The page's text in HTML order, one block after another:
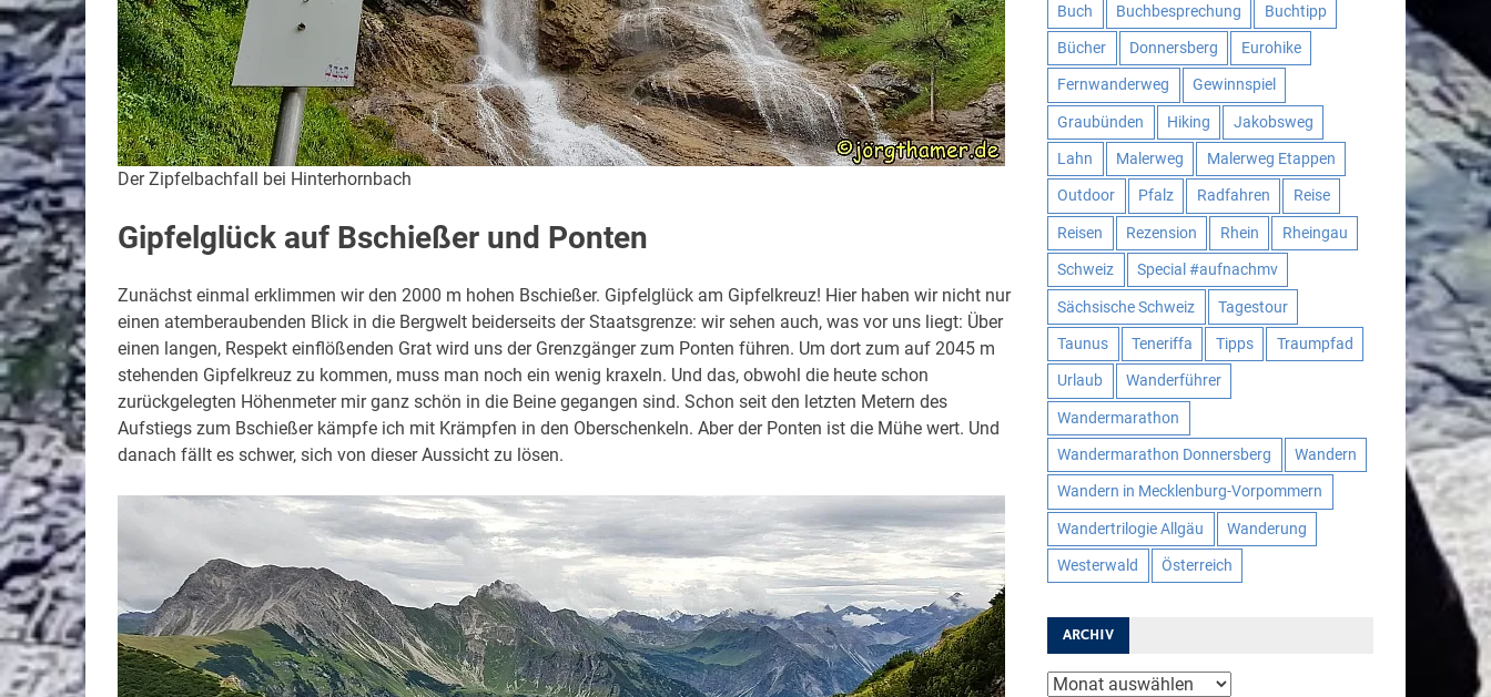
Der Zipfelbachfall bei Hinterhornbach
Gipfelglück auf Bschießer und Ponten
Zunächst einmal erklimmen wir den 2000 m hohen Bschießer. Gipfelglück am Gipfelkreuz! Hier haben wir nicht nur
einen atemberaubenden Blick in die Bergwelt beiderseits der Staatsgrenze: wir sehen auch, was vor uns liegt: Über
einen langen, Respekt einflößenden Grat wird uns der Grenzgänger zum Ponten führen. Um dort zum auf 2045 m
stehenden Gipfelkreuz zu kommen, muss man noch ein wenig kraxeln. Und das, obwohl die heute schon
zurückgelegten Höhenmeter mir ganz schön in die Beine gegangen sind. Schon seit den letzten Metern des
Aufstiegs zum Bschießer kämpfe ich mit Krämpfen in den Oberschenkeln. Aber der Ponten ist die Mühe wert. Und
danach fällt es schwer, sich von dieser Aussicht zu lösen.
Buch Buchbesprechung Buchtipp
Bücher Donnersberg Eurohike
Fernwanderweg Gewinnspiel
Graubünden Hiking Jakobsweg
Lahn Malerweg Malerweg Etappen
Outdoor Pfalz Radfahren Reise
Reisen Rezension Rhein Rheingau
Schweiz Special #aufnachmv
Sächsische Schweiz Tagestour
Taunus Teneriffa Tipps Traumpfad
Urlaub Wanderführer
Wandermarathon
Wandermarathon Donnersberg Wandern
Wandern in Mecklenburg-Vorpommern
Wandertrilogie Allgäu Wanderung
Westerwald Österreich
ARCHIV
Archiv